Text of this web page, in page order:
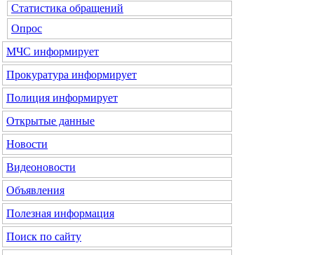
Статистика обращений
Опрос
МЧС информирует
Прокуратура информирует
Полиция информирует
Открытые данные
Новости
Видеоновости
Объявления
Полезная информация
Поиск по сайту